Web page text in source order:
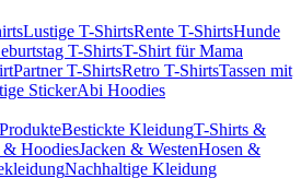
Lustige T-ShirtsRente T-ShirtsHunde
T-ShirtsT-Shirt für Mama
Partner T-ShirtsRetro T-ShirtsTassen mit
StickerAbi Hoodies
Bestickte KleidungT-Shirts &
HoodiesJacken & WestenHosen &
Nachhaltige Kleidung